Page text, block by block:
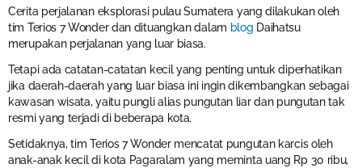
Cerita perjalanan eksplorasi pulau Sumatera yang dilakukan oleh
tim Terios 7 Wonder dan dituangkan dalam blog Daihatsu
merupakan perjalanan yang luar biasa.
Tetapi ada catatan-catatan kecil yang penting untuk diperhatikan
jika daerah-daerah yang luar biasa ini ingin dikembangkan sebagai
kawasan wisata, yaitu pungli alias pungutan liar dan pungutan tak
resmi yang terjadi di beberapa kota.
Setidaknya, tim Terios 7 Wonder mencatat pungutan karcis oleh
anak-anak kecil di kota Pagaralam yang meminta uang Rp 30 ribu,